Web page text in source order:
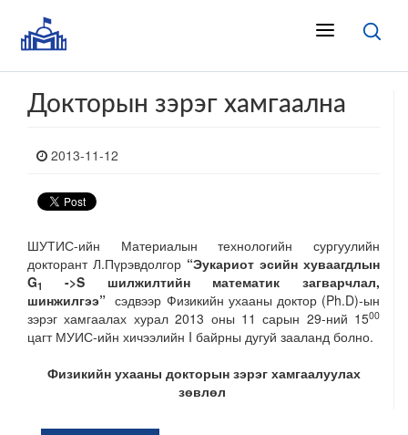
Докторын зэрэг хамгаална
2013-11-12
ШУТИС-ийн Материалын технологийн сургуулийн
докторант Л.Пүрэвдолгор “Эукариот эсийн хуваагдлын
G1 ->S шилжилтийн математик загварчлал,
шинжилгээ” сэдвээр Физикийн ухааны доктор (Ph.D)-ын
зэрэг хамгаалах хурал 2013 оны 11 сарын 29-ний 1500
цагт МУИС-ийн хичээлийн I байрны дугуй зааланд болно.
Физикийн ухааны докторын зэрэг хамгаалуулах
зөвлөл